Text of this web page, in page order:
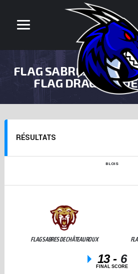
FLAG SABRES DE
FLAG DRAGONS
RÉSULTATS
BLOIS
FLAG SABRES DE CHÂTEAUROUX
13- 6
FINAL SCORE